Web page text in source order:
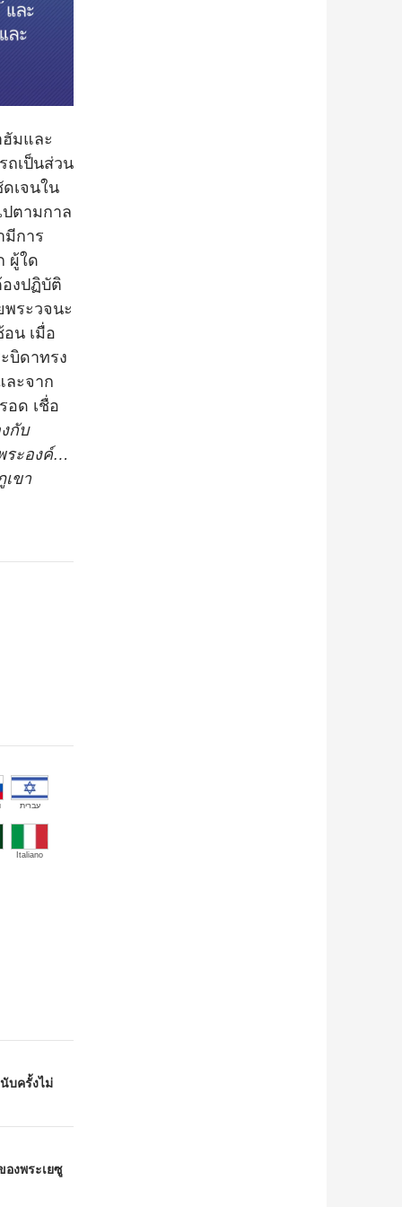
ฮัมและ
ถเป็นส่วน
เจนใน
ปตามกาล
มีการ
ผู้ใด
องปฏิบัติ
ระวจนะ
น เมื่อ
บิดาทรง
ละจาก
อด เชื่อ
กับ
ระองค์…
ขา
עברית
Italiano
บครั้งไม่
องพระเยซู